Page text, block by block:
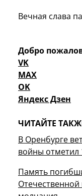
Вечная слава
Добро
VK
MAX
OK
Яндекс Дзен
ЧИТАЙТЕ
В Оренбурге
войны отметил
Память